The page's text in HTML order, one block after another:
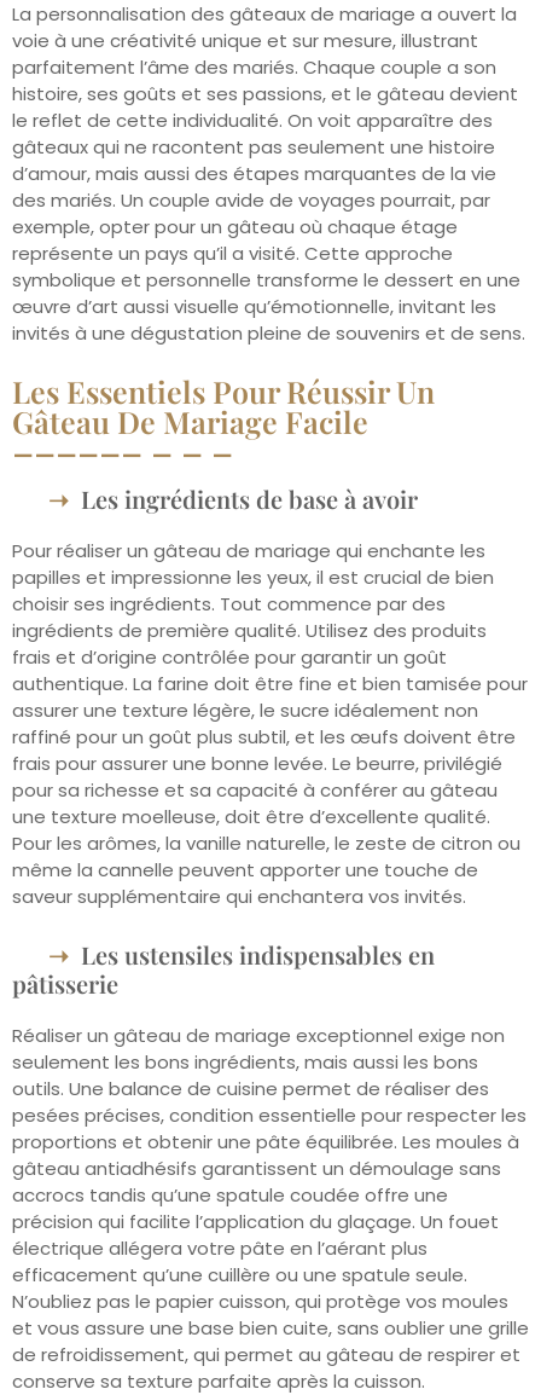
La personnalisation des gâteaux de mariage a ouvert la
voie à une créativité unique et sur mesure, illustrant
parfaitement l’âme des mariés. Chaque couple a son
histoire, ses goûts et ses passions, et le gâteau devient
le reflet de cette individualité. On voit apparaître des
gâteaux qui ne racontent pas seulement une histoire
d’amour, mais aussi des étapes marquantes de la vie
des mariés. Un couple avide de voyages pourrait, par
exemple, opter pour un gâteau où chaque étage
représente un pays qu’il a visité. Cette approche
symbolique et personnelle transforme le dessert en une
œuvre d’art aussi visuelle qu’émotionnelle, invitant les
invités à une dégustation pleine de souvenirs et de sens.
Les Essentiels Pour Réussir Un
Gâteau De Mariage Facile
Les ingrédients de base à avoir
Pour réaliser un gâteau de mariage qui enchante les
papilles et impressionne les yeux, il est crucial de bien
choisir ses ingrédients. Tout commence par des
ingrédients de première qualité. Utilisez des produits
frais et d’origine contrôlée pour garantir un goût
authentique. La farine doit être fine et bien tamisée pour
assurer une texture légère, le sucre idéalement non
raffiné pour un goût plus subtil, et les œufs doivent être
frais pour assurer une bonne levée. Le beurre, privilégié
pour sa richesse et sa capacité à conférer au gâteau
une texture moelleuse, doit être d’excellente qualité.
Pour les arômes, la vanille naturelle, le zeste de citron ou
même la cannelle peuvent apporter une touche de
saveur supplémentaire qui enchantera vos invités.
Les ustensiles indispensables en
pâtisserie
Réaliser un gâteau de mariage exceptionnel exige non
seulement les bons ingrédients, mais aussi les bons
outils. Une balance de cuisine permet de réaliser des
pesées précises, condition essentielle pour respecter les
proportions et obtenir une pâte équilibrée. Les moules à
gâteau antiadhésifs garantissent un démoulage sans
accrocs tandis qu’une spatule coudée offre une
précision qui facilite l’application du glaçage. Un fouet
électrique allégera votre pâte en l’aérant plus
efficacement qu’une cuillère ou une spatule seule.
N’oubliez pas le papier cuisson, qui protège vos moules
et vous assure une base bien cuite, sans oublier une grille
de refroidissement, qui permet au gâteau de respirer et
conserve sa texture parfaite après la cuisson.